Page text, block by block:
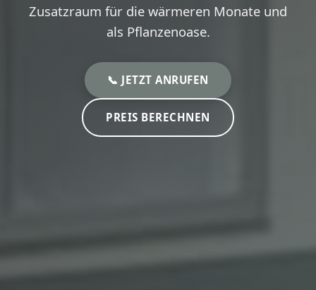
Zusatzraum für die wärmeren Monate und
als Pflanzenoase.
📞 JETZT ANRUFEN
PREIS BERECHNEN